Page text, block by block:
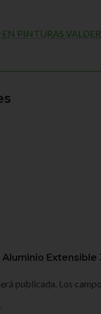
PINTURAS
Extensible
publicada. Los